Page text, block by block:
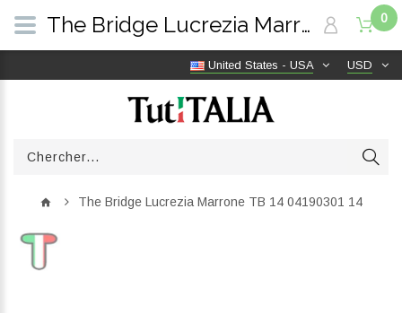
USD
United States - USA
0
The Bridge Lucrezia Marrone TB 14 04190301 14
The Bridge Lucrezia Marrone TB 14 04190301 14 | TutITALIA